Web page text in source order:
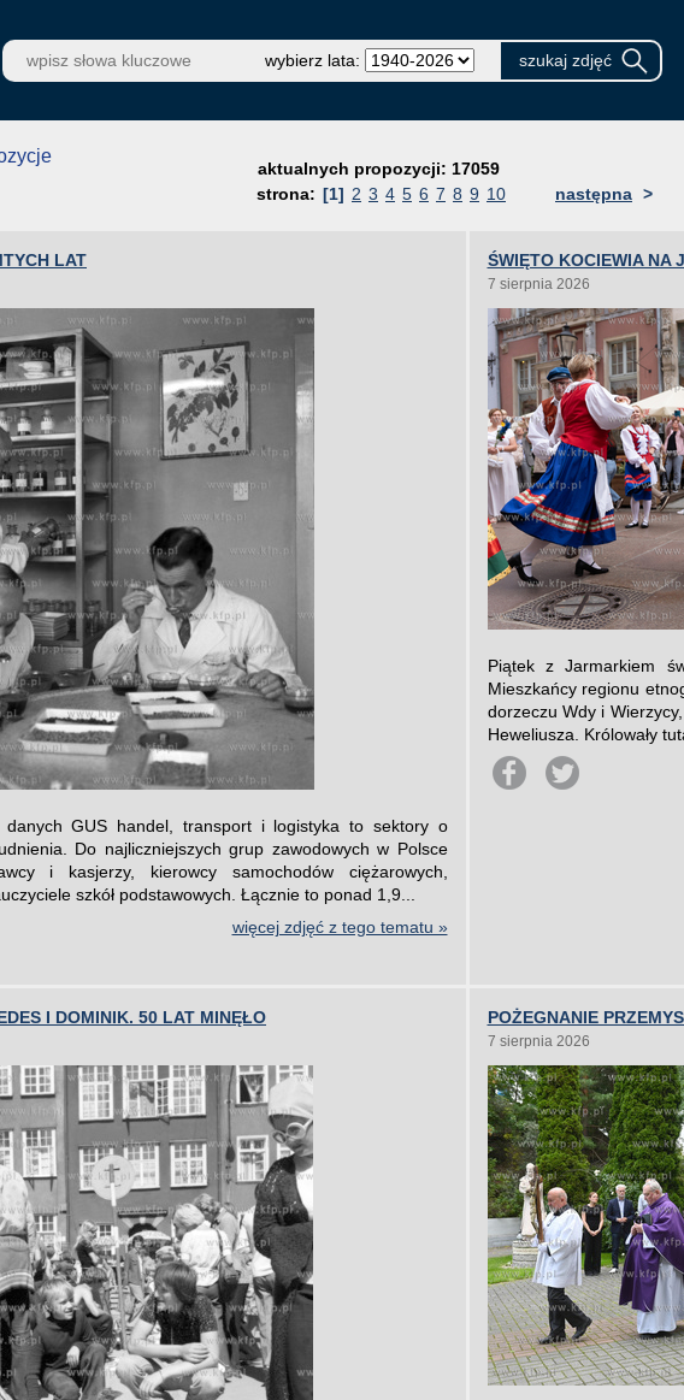
wybierz lata:
aktualnych propozycji: 17059
strona: [1] 2 3 4 5 6 7 8 9 10 następna >
LAT
danych GUS handel, transport i logistyka to sektory o
Do najliczniejszych grup zawodowych w Polsce
i kasjerzy, kierowcy samochodów ciężarowych,
szkół podstawowych. Łącznie to ponad 1,9...
więcej zdjęć z tego tematu »
ŚWIĘTO KOCIEWIA NA
7 sierpnia 2026
Piątek z Jarmarkiem
Mieszkańcy regionu
dorzeczu Wdy i
Heweliusza. Królowały
I DOMINIK. 50 LAT MINĘŁO POŻEGNANIE
7 sierpnia 2026